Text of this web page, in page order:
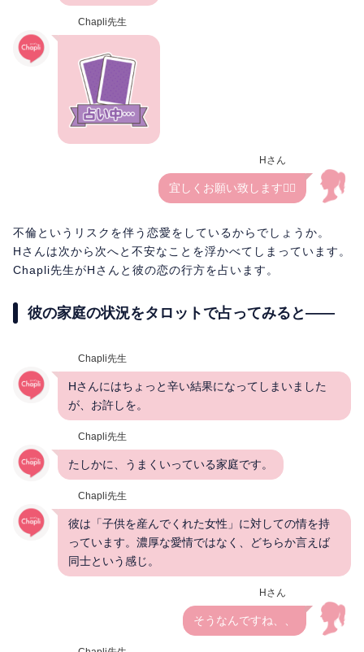
Chapli先生
Hさん
宜しくお願い致します🙇‍♀️
不倫というリスクを伴う恋愛をしているからでしょうか。
Hさんは次から次へと不安なことを浮かべてしまっています。
Chapli先生がHさんと彼の恋の行方を占います。
彼の家庭の状況をタロットで占ってみると――
Chapli先生
Hさんにはちょっと辛い結果になってしまいました
が、お許しを。
Chapli先生
たしかに、うまくいっている家庭です。
Chapli先生
彼は「子供を産んでくれた女性」に対しての情を持
っています。濃厚な愛情ではなく、どちらか言えば
同士という感じ。
Hさん
そうなんですね、、